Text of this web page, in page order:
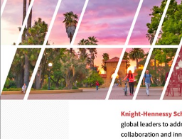
Ofertas
Práctica social
Proyecto de grado
Reingreso
Reintegro
Escuela Internacional de Verano
Protocolo de bioseguridad